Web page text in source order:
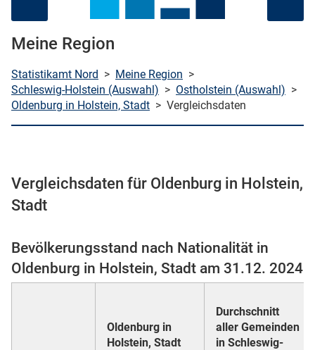
Meine Region
Statistikamt Nord > Meine Region >
Schleswig-Holstein (Auswahl) > Ostholstein (Auswahl) >
Oldenburg in Holstein, Stadt > Vergleichsdaten
Vergleichsdaten für Oldenburg in Holstein,
Stadt
Bevölkerungsstand nach Nationalität in
Oldenburg in Holstein, Stadt am 31.12. 2024
Oldenburg in
Holstein, Stadt
Durchschnitt
aller Gemeinden
in Schleswig-